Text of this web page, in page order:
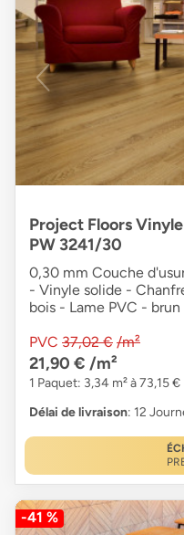
Project Floors
PW 3241/30
0,30 mm Couche
- Vinyle solide -
bois - Lame PVC - brun
PVC 37,02 € /m²
21,90 € /m²
1 Paquet: 3,34 m² à 73,15 €
Délai de livraison: 12
-41 %